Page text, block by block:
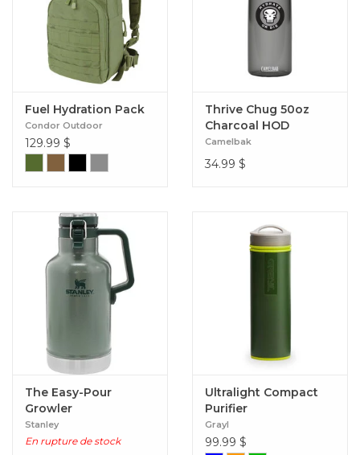
Fuel Hydration Pack
Condor Outdoor
129.99 $
Thrive Chug 50oz
Charcoal HOD
Camelbak
34.99 $
The Easy-Pour
Growler
Stanley
En rupture de stock
Ultralight Compact
Purifier
Grayl
99.99 $